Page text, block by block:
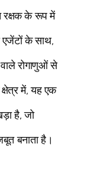
रक्षक के रूप में
एजेंटों के साथ,
रोगाणुओं से
में, यह एक
है, जो
बनाता है।